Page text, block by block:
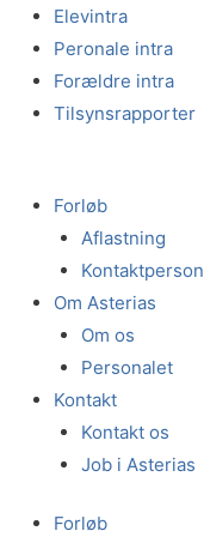
indholdet
Elevintra
Peronale intra
Forældre intra
Tilsynsrapporter
Forløb
Aflastning
Kontaktperson
Om Asterias
Om os
Personalet
Kontakt
Kontakt os
Job i Asterias
Forløb